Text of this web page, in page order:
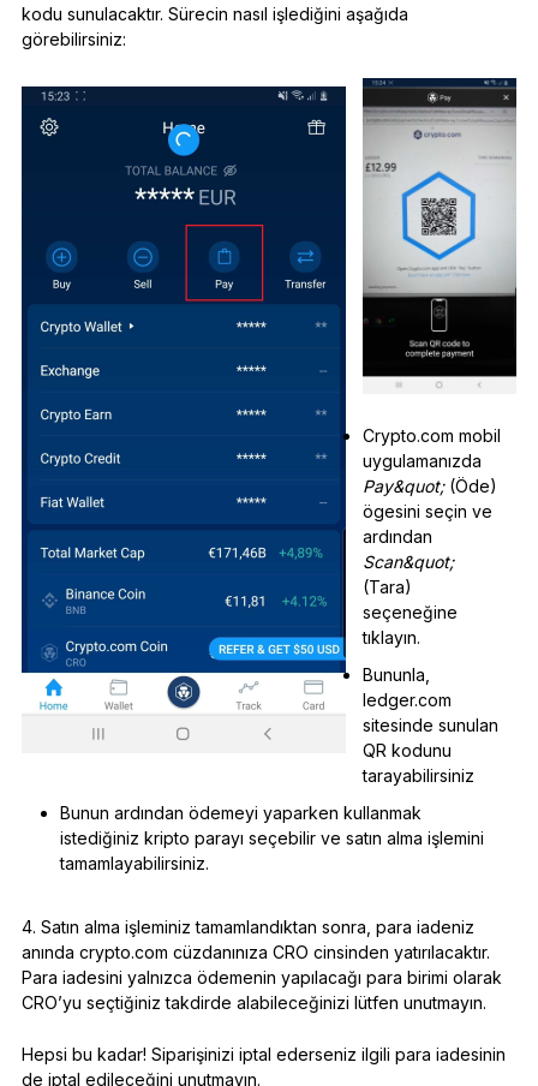
kodu sunulacaktır. Sürecin nasıl işlediğini aşağıda
görebilirsiniz:
Crypto.com mobil
uygulamanızda
Pay&quot;(Öde)
ögesini seçin ve
ardından
Scan&quot;
(Tara)
seçeneğine
tıklayın.
Bununla,
ledger.com
sitesinde sunulan
QR kodunu
tarayabilirsiniz
Bunun ardından ödemeyi yaparken kullanmak
istediğiniz kripto parayı seçebilir ve satın alma işlemini
tamamlayabilirsiniz.
4. Satın alma işleminiz tamamlandıktan sonra, para iadeniz
anında crypto.com cüzdanınıza CRO cinsinden yatırılacaktır.
Para iadesini yalnızca ödemenin yapılacağı para birimi olarak
CRO’yu seçtiğiniz takdirde alabileceğinizi lütfen unutmayın.
Hepsi bu kadar! Siparişinizi iptal ederseniz ilgili para iadesinin
de iptal edileceğini unutmayın.